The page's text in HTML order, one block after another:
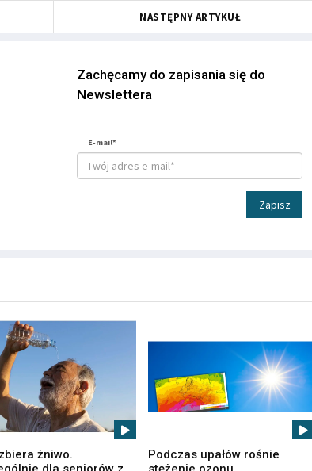
NASTĘPNY ARTYKUŁ
Zachęcamy do zapisania się do
Newslettera
E-mail*
Zapisz
żniwo.
Podczas upałów rośnie